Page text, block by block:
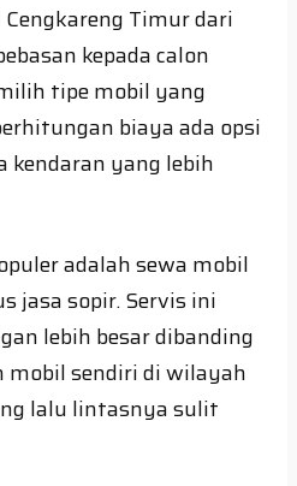
Timur dari
kepada calon
tipe mobil yang
biaya ada opsi
kendaran yang lebih
adalah sewa mobil
jasa sopir. Servis ini
lebih besar dibanding
mobil sendiri di wilayah
lalu lintasnya sulit